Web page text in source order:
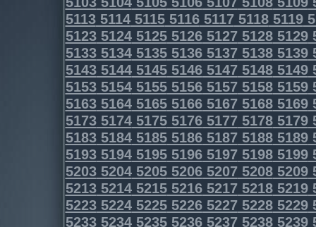
5113511451155116511751185119
5123512451255126512751285129
5133513451355136513751385139
5143514451455146514751485149
5153515451555156515751585159
5163516451655166516751685169
5173517451755176517751785179
5183518451855186518751885189
5193519451955196519751985199
5203520452055206520752085209
5213521452155216521752185219
5223522452255226522752285229
5233523452355236523752385239